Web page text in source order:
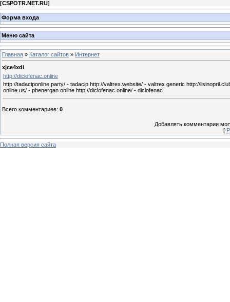
[CSPOTR.NET.RU]
Форма входа
Меню сайта
Главная » Каталог сайтов » Интернет
xjce4xdi
http://diclofenac.online
http://tadaciponline.party/ - tadacip http://valtrex.website/ - valtrex generic http://
online.us/ - phenergan online http://diclofenac.online/ - diclofenac
Всего комментариев: 0
Добавлять комментарии
[
Полная версия сайта